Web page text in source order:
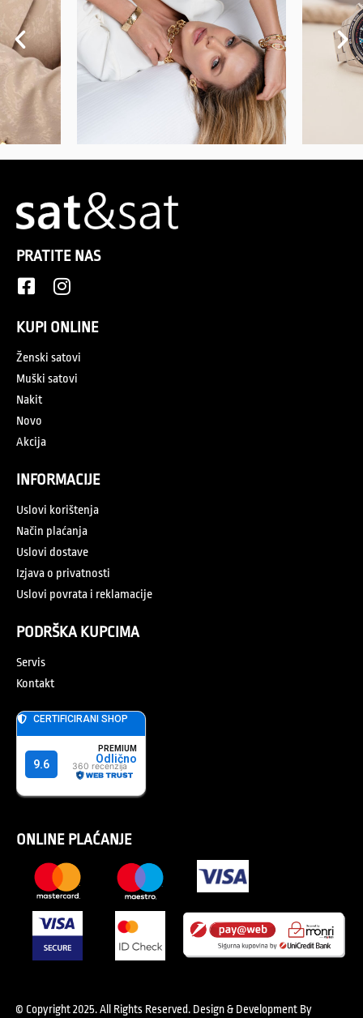
PRATITE NAS
KUPI ONLINE
Ženski satovi
Muški satovi
Nakit
Novo
Akcija
INFORMACIJE
Uslovi korištenja
Način plaćanja
Uslovi dostave
Izjava o privatnosti
Uslovi povrata i reklamacije
PODRŠKA KUPCIMA
Servis
Kontakt
ONLINE PLAĆANJE
© Copyright 2025. All Rights Reserved. Design & Development By